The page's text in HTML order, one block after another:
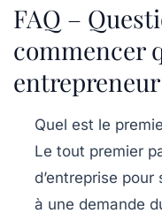
FAQ –
commencer
entrepreneur
Quel est le
Le tout premier
d’entreprise pour
à une demande